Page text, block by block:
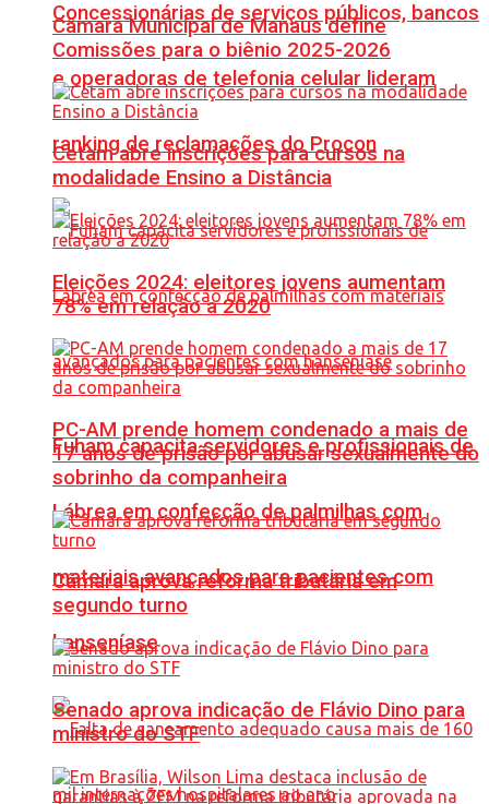
Concessionárias de serviços públicos, bancos
e operadoras de telefonia celular lideram
ranking de reclamações do Procon
Fuham capacita servidores e profissionais de
Lábrea em confecção de palmilhas com
materiais avançados para pacientes com
hanseníase
Câmara Municipal de Manaus define
Comissões para o biênio 2025-2026
Cetam abre inscrições para cursos na
modalidade Ensino a Distância
Eleições 2024: eleitores jovens aumentam
78% em relação a 2020
PC-AM prende homem condenado a mais de
17 anos de prisão por abusar sexualmente do
sobrinho da companheira
Câmara aprova reforma tributária em
segundo turno
Senado aprova indicação de Flávio Dino para
ministro do STF